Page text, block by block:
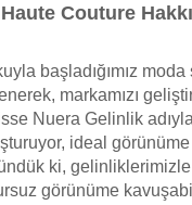
Couture
başladığımız
markamızı
Nuera Gelinlik
ideal görünüme
ki,
görünüme